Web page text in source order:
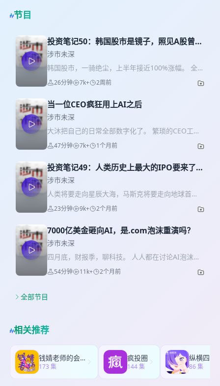
节目
投资笔记50：韩国股市是镜子，照见A股曾经
的大牛市
涉市未深
韩国股市，一骑绝尘，上半年接近100%涨幅。 全民
亢奋，借钱炒股，加杠杆，改变命运，一夜暴富.....
你能想到的跟赌性有关的词，都可以加上去。 但
隔靴搔痒，还有种马后炮的感觉。 不如，我们来聊
2015年我身在其中的A股大熊市。这个刺激，花样
一个不少。 其实都是一面镜子。韩国能照见A股，A
股能照见韩国。
置，天高海阔。可以跟我聊投资，但是先给我有趣
的故事。 我们的社群成立开放了！ 在这个众说乱
耳、充满FOMO的时代，我们一步一个脚印的往前
走，不焦虑，哪怕在逆全球化的时代，我们依旧要
赚到全球的钱。 欢迎一同看世界的你加入， 点此链
接 或下方的二维码。 如果有人不熟悉老吴，我先说
明一下，Robert老吴是我的老朋友、合伙人、宝藏
数据公司CEO，也是之前节目 《中国创投业真的该
推到重来？》 的嘉宾。 【*苹果手机用户：请用维
信来扫描二维码、在微信中打开，或在微信中搜索
--作为苹果的股东，我也觉得一言难尽。
26分钟 7k+ 2周前
当一位CEO疯狂用上AI之后
涉市未深
大沐把自己的日常全部数字化了。 繁琐的CEO工
作，被拆成了一系列的AI可以自动运行的智能，然
后，他就成了那个挥着羊鞭赶羊的牧人，这群🐑就
度的完成任务，是件难事，有钱不够，还得有情绪
价值。不过，AI不需要这些，它只需要电和token。
然后由AI再去赋能人（监督人，督促人，
whatever），赋能工作，而且可以24小时不间断的
搞事情，是不是比阿里钉钉还能“钉“？ 所以今天的
大沐是怎么用AI的话，请关注他的公众号《沐的沙
盒》 顺带附上一篇文章：《凌晨两点，我在给 AI 打
工》https://mp.weixin.qq.com/s/FHf-
Cq1_FBRjTcX9vT6imw
赚到全球的钱。 欢迎一同看世界的你加入， 点此链
明一下，Robert老吴是我的老朋友、合伙人、宝藏
数据公司CEO，也是之前节目 《中国创投业真的该
推到重来？》 的嘉宾。 【*苹果手机用户：请用维
信来扫描二维码、在微信中打开，或在微信中搜索
47分钟 7k+ 1个月前
投资笔记49：人类历史上最大的IPO要来了，
SpaceX的迷思
涉市未深
人类将要走向星辰大海，马斯克将要走向地球首
富。 本月，我们一同见证历史：历史上最大规模
IPO，最大规模融资，最有梦想价值的公司，最牛B
不少，质疑不少，甚至末日言论的也有：这就是科
技热潮的顶峰！市场的顶峰！ 是不是泡沫？是不是
过热？是不是市场顶？姑且我们也来算一卦，听得
好，记得夸。 其实吧，要是我也能吃到葡萄，我一
定不会说葡萄是酸的。
走，不焦虑，哪怕在逆全球化的时代，我们依旧要
接 或下方的二维码。 如果有人不熟悉老吴，我先说
明一下，Robert老吴是我的老朋友、合伙人、宝藏
数据公司CEO，也是之前节目 《中国创投业真的该
推到重来？》 的嘉宾。 【*苹果手机用户：请用维
23分钟 9k+ 2个月前
7000亿美金砸向AI，是.com泡沫重演吗？
涉市未深
四月底，财报季，聊科技。 人人都在讨论AI泡沫，
可就是没见大崩盘？ 人人都在对比.com互联网泡
沫，可就是分不清是危言耸听、还是真知灼见？ 我
呀！
九州：十四年经验的二级市场投资人，全球资产配
置，天高海阔。可以跟我聊投资，但是先给我有趣
的故事。 我们的社群成立开放了！ 在这个众说乱
耳、充满FOMO的时代，我们一步一个脚印的往前
54分钟 11k+ 2个月前
全部节目
相关推荐
钱婧老师的会客厅
173 集
疯投圈
144 集
纵横四海
86 集